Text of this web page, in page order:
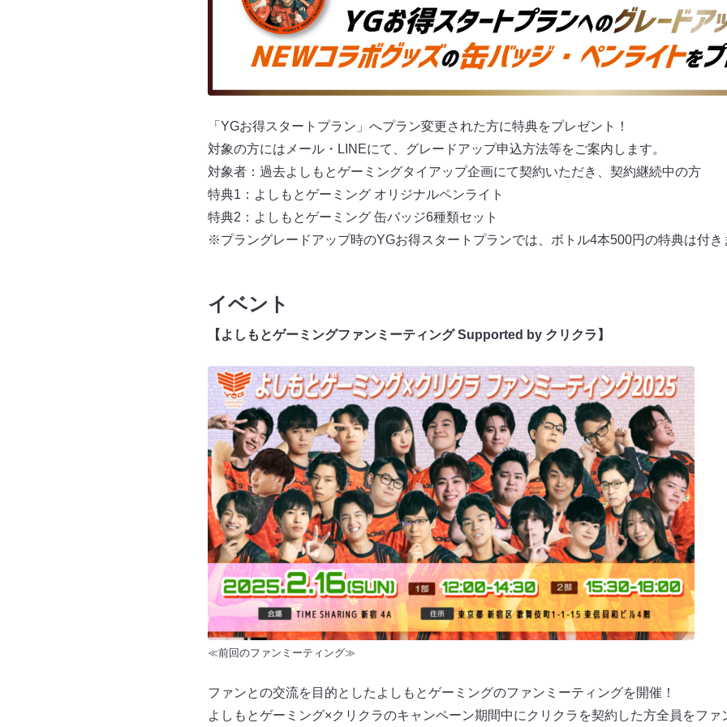
「YGお得スタートプラン」へプラン変更された方に特典をプレゼント！
対象の方にはメール・LINEにて、グレードアップ申込方法等をご案内します。
対象者：過去よしもとゲーミングタイアップ企画にて契約いただき、契約継続中の方
特典1：よしもとゲーミング オリジナルペンライト
特典2：よしもとゲーミング 缶バッジ6種類セット
※プラングレードアップ時のYGお得スタートプランでは、ボトル4本500円の特典は付き
イベント
【よしもとゲーミングファンミーティング Supported by クリクラ】
≪前回のファンミーティング≫
ファンとの交流を目的としたよしもとゲーミングのファンミーティングを開催！
よしもとゲーミング×クリクラのキャンペーン期間中にクリクラを契約した方全員をファ